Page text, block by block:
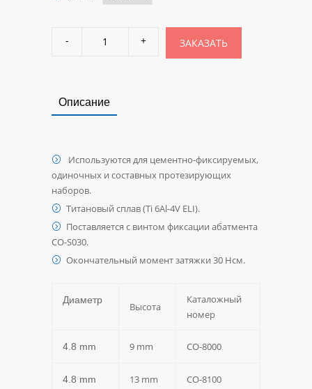
ЗАКАЗАТЬ
Описание
Используются для цементно-фиксируемых,
одиночных и составных протезирующих
наборов.
Титановый сплав (Ti 6Al-4V ELI).
Поставляется с винтом фиксации абатмента
CO-S030.
Окончательный момент затяжки 30 Нсм.
Диаметр
Высота
Каталожный
номер
4.8 mm 9 mm CO-8000
4.8 mm 13 mm CO-8100